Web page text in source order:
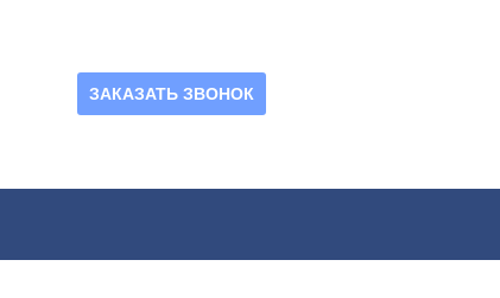
ЗАКАЗАТЬ ЗВОНОК